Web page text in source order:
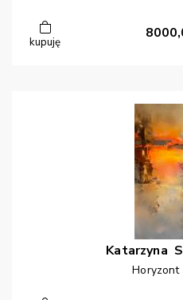
kupuję
Katarzyna
Horyzont